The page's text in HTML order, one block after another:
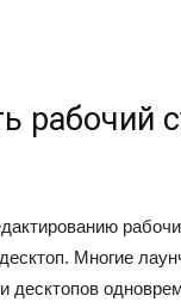
рабочий
Многие
десктопов